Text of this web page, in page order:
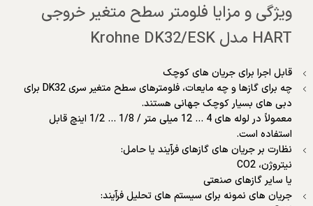
ویژگی و مزایا فلومتر سطح متغیر خروجی
HART مدل Krohne DK32/ESK
قابل اجرا برای جریان های کوچک
چه برای گازها و چه مایعات، فلومترهای سطح متغیر سری DK32 برای
دبی های بسیار کوچک جهانی هستند.
معمولاً در لوله های 4 … 12 میلی متر / 1/8 … 1/2 اینچ قابل
استفاده است.
نظارت بر جریان های گازهای فرآیند یا حامل:
نیتروژن، CO2
یا سایر گازهای صنعتی
جریان های نمونه برای سیستم های تحلیل فرآیند: